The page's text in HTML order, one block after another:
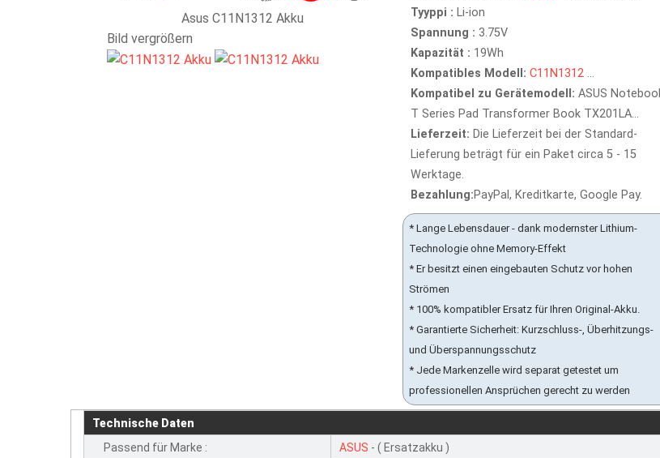
Asus C11N1312 Akku
Bild vergrößern
Tyyppi : Li-ion
Spannung : 3.75V
Kapazität : 19Wh
Kompatibles Modell: C11N1312 ...
Kompatibel zu Gerätemodell: ASUS
T Series Pad Transformer Book TX201LA...
Lieferzeit: Die Lieferzeit bei der Standard-
Lieferung beträgt für ein Paket circa 5 - 15
Werktage.
Bezahlung:PayPal, Kreditkarte, Google Pay.
* Lange Lebensdauer - dank modernster Lithium-
Technologie ohne Memory-Effekt
* Er besitzt einen eingebauten Schutz vor hohen
Strömen
* 100% kompatibler Ersatz für Ihren Original-Akku.
* Garantierte Sicherheit: Kurzschluss-, Überhitzungs-
und Überspannungsschutz
* Jede Markenzelle wird separat getestet um
professionellen Ansprüchen gerecht zu werden
Technische Daten
Passend für Marke :
ASUS - ( Ersatzakku )